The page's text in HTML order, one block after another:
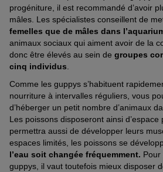
progéniture, il est recommandé d’avoir
mâles. Les spécialistes conseillent de
femelles que de mâles dans
animaux sociaux qui aiment avoir de la
donc être élevés au sein de groupes
cinq individus
Comme les guppys s’habituent
nourriture à intervalles réguliers, vous
d’héberger un petit nombre d’animaux
Les poissons disposeront ainsi
permettra aussi de développer leurs
espaces limités, les poissons se
l’eau soit changée fréquemment. Pour
guppys, il vaut toutefois mieux disposer